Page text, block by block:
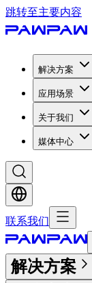
跳转至主要内容
解决方案
应用场景
关于我们
媒体中心
联系我们
解决方案